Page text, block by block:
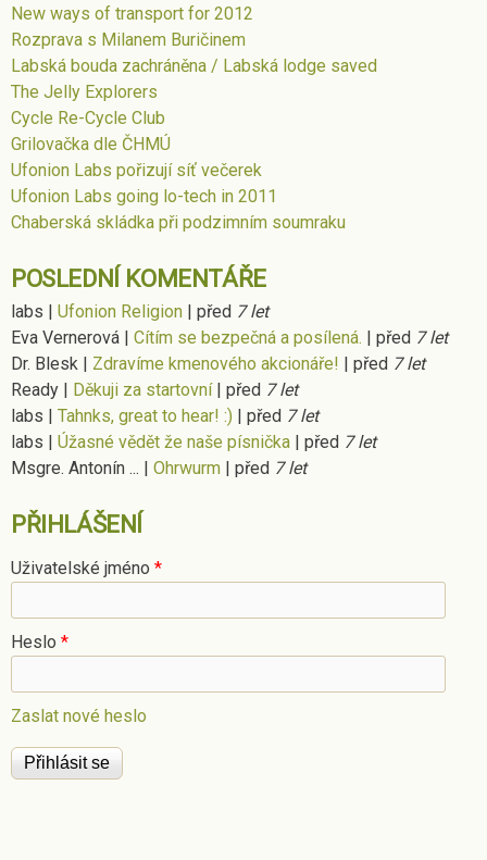
New ways of transport for 2012
Rozprava s Milanem Buričinem
Labská bouda zachráněna / Labská lodge saved
The Jelly Explorers
Cycle Re-Cycle Club
Grilovačka dle ČHMÚ
Ufonion Labs pořizují síť večerek
Ufonion Labs going lo-tech in 2011
Chaberská skládka při podzimním soumraku
POSLEDNÍ KOMENTÁŘE
labs | Ufonion Religion | před 7 let
Eva Vernerová | Cítím se bezpečná a posílená. | před 7 let
Dr. Blesk | Zdravíme kmenového akcionáře! | před 7 let
Ready | Děkuji za startovní | před 7 let
labs | Tahnks, great to hear! :) | před 7 let
labs | Úžasné vědět že naše písnička | před 7 let
Msgre. Antonín ... | Ohrwurm | před 7 let
PŘIHLÁŠENÍ
Uživatelské jméno *
Heslo *
Zaslat nové heslo